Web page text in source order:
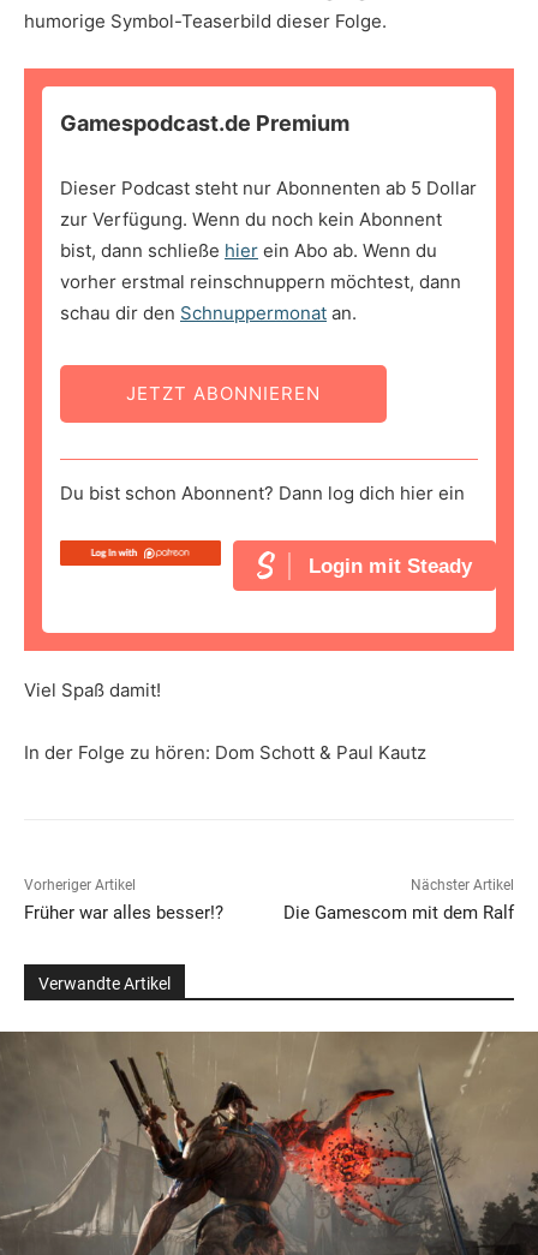
humorige Symbol-Teaserbild dieser Folge.
Gamespodcast.de Premium
Dieser Podcast steht nur Abonnenten ab 5 Dollar
zur Verfügung. Wenn du noch kein Abonnent
bist, dann schließe hier ein Abo ab. Wenn du
vorher erstmal reinschnuppern möchtest, dann
schau dir den Schnuppermonat an.
JETZT ABONNIEREN
Du bist schon Abonnent? Dann log dich hier ein
Login mit Steady
Viel Spaß damit!
In der Folge zu hören: Dom Schott & Paul Kautz
Vorheriger Artikel
Früher war alles besser!?
Nächster Artikel
Die Gamescom mit dem Ralf
Verwandte Artikel